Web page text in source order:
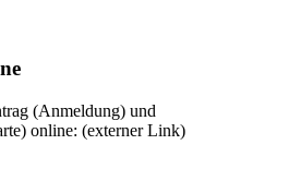
(Anmeldung) und
online: (externer Link)